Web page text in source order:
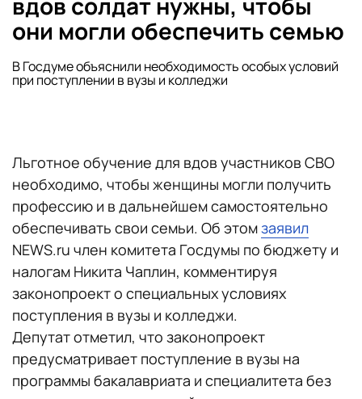
они могли обеспечить семью
В Госдуме объяснили необходимость особых условий
при поступлении в вузы и колледжи
Льготное обучение для вдов участников СВО
необходимо, чтобы женщины могли получить
профессию и в дальнейшем самостоятельно
обеспечивать свои семьи. Об этомзаявил
NEWS.ru член комитета Госдумы по бюджету и
налогам Никита Чаплин, комментируя
законопроект о специальных условиях
поступления в вузы и колледжи.
Депутат отметил, что законопроект
предусматривает поступление в вузы на
программы бакалавриата и специалитета без